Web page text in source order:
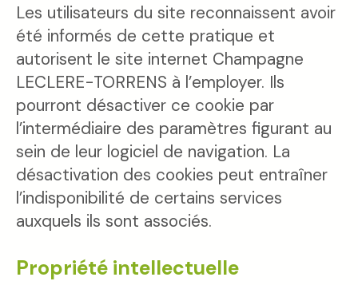
Les utilisateurs du site reconnaissent avoir
été informés de cette pratique et
autorisent le site internet Champagne
LECLERE-TORRENS à l’employer. Ils
pourront désactiver ce cookie par
l’intermédiaire des paramètres figurant au
sein de leur logiciel de navigation. La
désactivation des cookies peut entraîner
l’indisponibilité de certains services
auxquels ils sont associés.
Propriété intellectuelle